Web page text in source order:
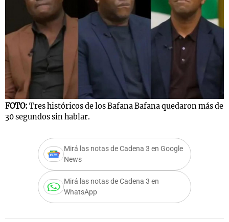
FOTO: Tres históricos de los Bafana Bafana quedaron más de
30 segundos sin hablar.
Mirá las notas de Cadena 3 en Google
News
Mirá las notas de Cadena 3 en
WhatsApp